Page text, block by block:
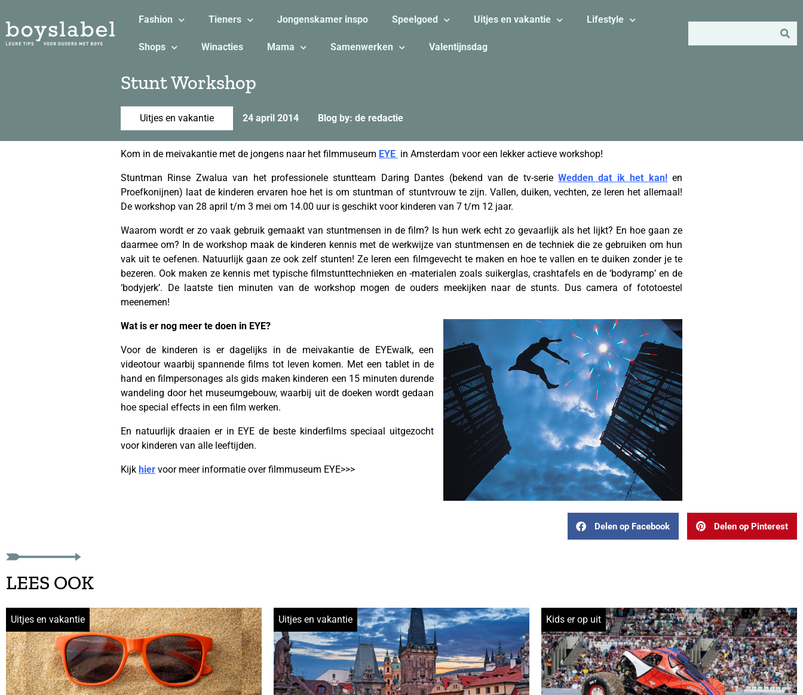
Fashion Tieners Jongenskamer inspo Speelgoed Uitjes en vakantie Lifestyle
Shops Winacties Mama Samenwerken Valentijnsdag
Stunt Workshop
Uitjes en vakantie 24 april 2014 Blog by: de redactie
Kom in de meivakantie met de jongens naar het filmmuseum EYE in Amsterdam voor een lekker actieve workshop!
Stuntman Rinse Zwalua van het professionele stuntteam Daring Dantes (bekend van de tv-serieWedden dat ik het kan!en
Proefkonijnen) laat de kinderen ervaren hoe het is om stuntman of stuntvrouw te zijn. Vallen, duiken, vechten, ze leren het allemaal!
De workshop van 28 april t/m 3 mei om 14.00 uur is geschikt voor kinderen van 7 t/m 12 jaar.
Waarom wordt er zo vaak gebruik gemaakt van stuntmensen in de film? Is hun werk echt zo gevaarlijk als het lijkt? En hoe gaan ze
daarmee om? In de workshop maak de kinderen kennis met de werkwijze van stuntmensen en de techniek die ze gebruiken om hun
vak uit te oefenen. Natuurlijk gaan ze ook zelf stunten! Ze leren een filmgevecht te maken en hoe te vallen en te duiken zonder je te
bezeren. Ook maken ze kennis met typische filmstunttechnieken en -materialen zoals suikerglas, crashtafels en de ‘bodyramp’ en de
‘bodyjerk’. De laatste tien minuten van de workshop mogen de ouders meekijken naar de stunts. Dus camera of fototoestel
meenemen!
Wat is er nog meer te doen in EYE?
Voor de kinderen is er dagelijks in de meivakantie de EYEwalk, een
videotour waarbij spannende films tot leven komen. Met een tablet in de
hand en filmpersonages als gids maken kinderen een 15 minuten durende
wandeling door het museumgebouw, waarbij uit de doeken wordt gedaan
hoe special effects in een film werken.
En natuurlijk draaien er in EYE de beste kinderfilms speciaal uitgezocht
voor kinderen van alle leeftijden.
Kijk hier voor meer informatie over filmmuseum EYE>>>
Delen op Facebook Delen op Pinterest
LEES OOK
Uitjes en vakantie Uitjes en vakantie Kids er op uit